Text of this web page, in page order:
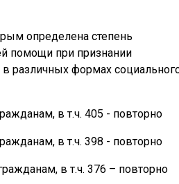
определена степень
помощи при признании
различных формах
в т.ч. 405 - повторно
в т.ч. 398 - повторно
в т.ч. 376 – повторно